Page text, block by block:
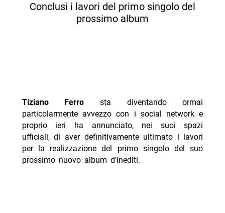
Conclusi i lavori del primo singolo del
prossimo album
Tiziano Ferro sta diventando ormai
particolarmente avvezzo con i social network e
proprio ieri ha annunciato, nei suoi spazi
ufficiali, di aver definitivamente ultimato i lavori
per la realizzazione del primo singolo del suo
prossimo nuovo album d’inediti.